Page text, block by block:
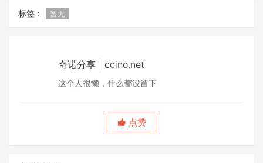
标签： 暂无
奇诺分享 | ccino.net
这个人很懒，什么都没留下
点赞